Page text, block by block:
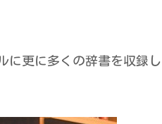
に更に多くの辞書を収録し